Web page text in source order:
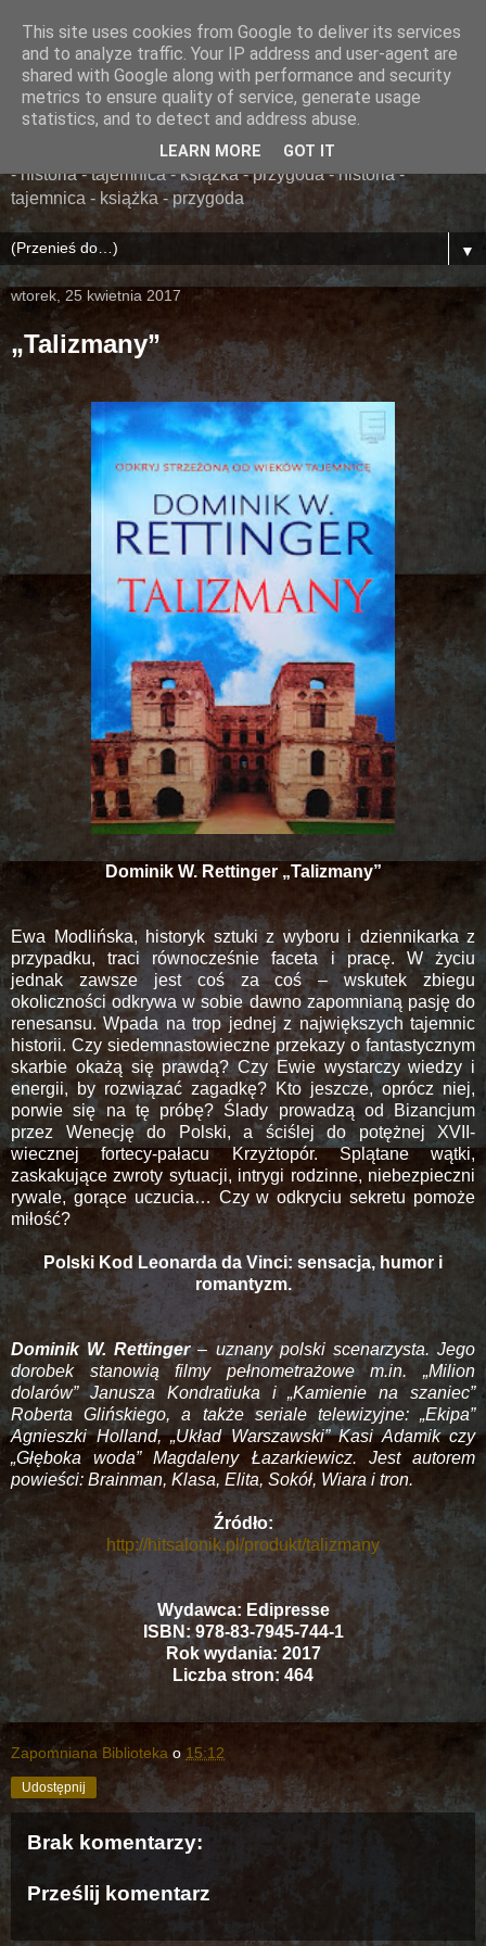
......... ZAPOMNIANA
BIBLIOTEKA ........
książka - przygoda - historia - tajemnica - książka - przygoda
- historia - tajemnica - książka - przygoda - historia -
tajemnica - książka - przygoda
▼
wtorek, 25 kwietnia 2017
„Talizmany”
Dominik W. Rettinger „Talizmany”
Ewa Modlińska, historyk sztuki z wyboru i dziennikarka z
przypadku, traci równocześnie faceta i pracę. W życiu
jednak zawsze jest coś za coś – wskutek zbiegu
okoliczności odkrywa w sobie dawno zapomnianą pasję do
renesansu. Wpada na trop jednej z największych tajemnic
historii. Czy siedemnastowieczne przekazy o fantastycznym
skarbie okażą się prawdą? Czy Ewie wystarczy wiedzy i
energii, by rozwiązać zagadkę? Kto jeszcze, oprócz niej,
porwie się na tę próbę? Ślady prowadzą od Bizancjum
przez Wenecję do Polski, a ściślej do potężnej XVII-
wiecznej fortecy-pałacu Krzyżtopór. Splątane wątki,
zaskakujące zwroty sytuacji, intrygi rodzinne, niebezpieczni
rywale, gorące uczucia… Czy w odkryciu sekretu pomoże
miłość?
Polski Kod Leonarda da Vinci: sensacja, humor i
romantyzm.
Dominik W. Rettinger– uznany polski scenarzysta. Jego
dorobek stanowią filmy pełnometrażowe m.in. „Milion
dolarów” Janusza Kondratiuka i „Kamienie na szaniec”
Roberta Glińskiego, a także seriale telewizyjne: „Ekipa”
Agnieszki Holland, „Układ Warszawski” Kasi Adamik czy
„Głęboka woda” Magdaleny Łazarkiewicz. Jest autorem
powieści: Brainman, Klasa, Elita, Sokół, Wiara i tron.
Źródło:
http://hitsalonik.pl/produkt/talizmany
Wydawca: Edipresse
ISBN: 978-83-7945-744-1
Rok wydania: 2017
Liczba stron: 464
Zapomniana Biblioteka o 15:12
Udostępnij
Brak komentarzy:
Prześlij komentarz
This site uses cookies from Google to deliver its services
and to analyze traffic. Your IP address and user-agent are
shared with Google along with performance and security
metrics to ensure quality of service, generate usage
statistics, and to detect and address abuse.
LEARN MORE GOT IT